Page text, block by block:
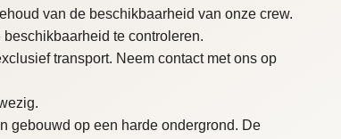
van de beschikbaarheid van onze crew.
te controleren.
transport. Neem contact met ons op
gebouwd op een harde ondergrond. De